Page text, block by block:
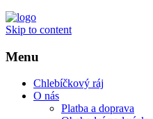
Skip to content
Menu
Chlebíčkový ráj
O nás
Platba a doprava